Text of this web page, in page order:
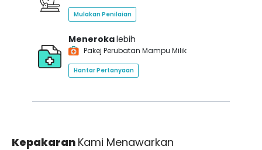
Mulakan Penilaian
Menerokalebih
Pakej Perubatan Mampu Milik
Hantar Pertanyaan
Kepakaran Kami Menawarkan